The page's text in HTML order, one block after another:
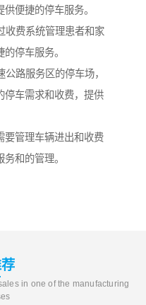
便捷的停车服务。
收费系统管理患者和家
停车服务。
路服务区的停车场，
停车需求和收费，提供
要管理车辆进出和收费
和的管理。
in one of the manufacturing